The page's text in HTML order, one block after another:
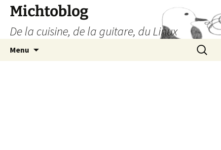
Aller
contenu
Michtoblog
De la cuisine, de la guitare, du Linux
Menu